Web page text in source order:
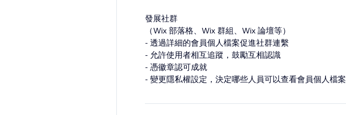
發展社群
（Wix 部落格、Wix 群組、Wix 論壇等）
- 透過詳細的會員個人檔案促進社群連繫
- 允許使用者相互追蹤，鼓勵互相認識
- 憑徽章認可成就
- 變更隱私權設定，決定哪些人員可以查看會員個人檔案